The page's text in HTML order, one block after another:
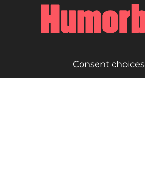
Consent choices